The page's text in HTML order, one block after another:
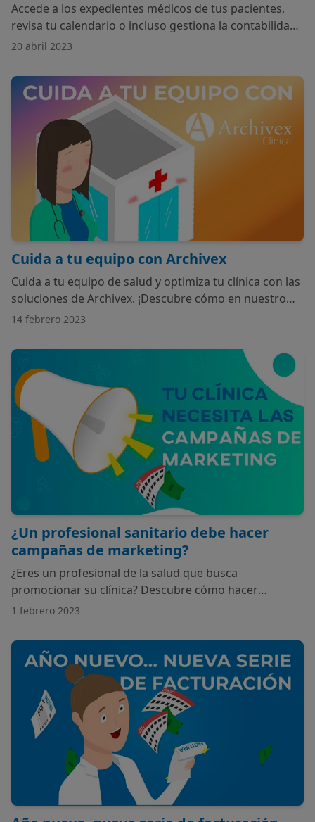
Accede a los expedientes médicos de tus pacientes,
revisa tu calendario o incluso gestiona la contabilidad
de tu clínica sin importar tu ubicación o el momento
20 abril 2023
Cuida a tu equipo con Archivex
Cuida a tu equipo de salud y optimiza tu clínica con las
soluciones de Archivex. ¡Descubre cómo en nuestro
blog! | Archivex
14 febrero 2023
¿Un profesional sanitario debe hacer
campañas de marketing?
¿Eres un profesional de la salud que busca
promocionar su clínica? Descubre cómo hacer
campañas de marketing efectivas en nuestro blog
1 febrero 2023